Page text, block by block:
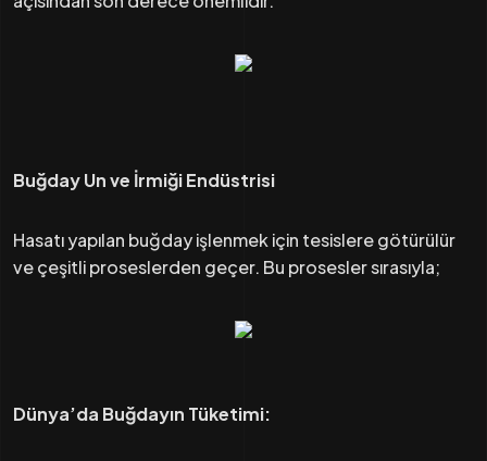
Buğday Un ve İrmiği Endüstrisi
Hasatı yapılan buğday işlenmek için tesislere götürülür
ve çeşitli proseslerden geçer. Bu prosesler sırasıyla;
Dünya’da Buğdayın Tüketimi: